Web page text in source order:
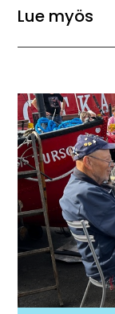
Lue myös